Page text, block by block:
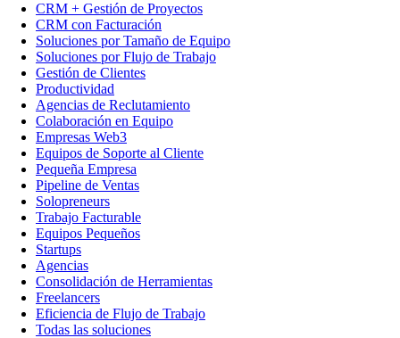
CRM + Gestión de Proyectos
CRM con Facturación
Soluciones por Tamaño de Equipo
Soluciones por Flujo de Trabajo
Gestión de Clientes
Productividad
Agencias de Reclutamiento
Colaboración en Equipo
Empresas Web3
Equipos de Soporte al Cliente
Pequeña Empresa
Pipeline de Ventas
Solopreneurs
Trabajo Facturable
Equipos Pequeños
Startups
Agencias
Consolidación de Herramientas
Freelancers
Eficiencia de Flujo de Trabajo
Todas las soluciones